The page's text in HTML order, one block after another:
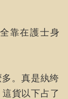
靠在護士身
。真是紈绔
貨以下占了